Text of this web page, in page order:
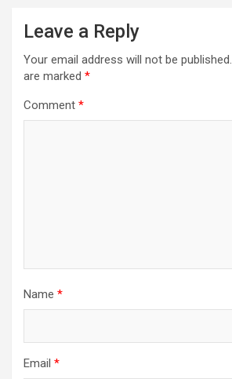
Leave a Reply
Your email address will not be published.
are marked *
Comment *
Name *
Email *